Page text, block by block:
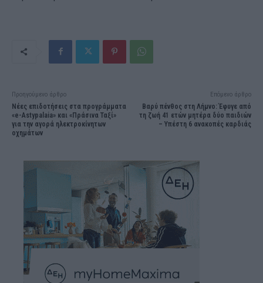
Προηγούμενο άρθρο
Νέες επιδοτήσεις στα προγράμματα
«e-Astypalaia» και «Πράσινα Ταξί»
για την αγορά ηλεκτροκίνητων
οχημάτων
Επόμενο άρθρο
Βαρύ πένθος στη Λήμνο: Έφυγε από
τη ζωή 41 ετών μητέρα δύο παιδιών
– Υπέστη 6 ανακοπές καρδιάς